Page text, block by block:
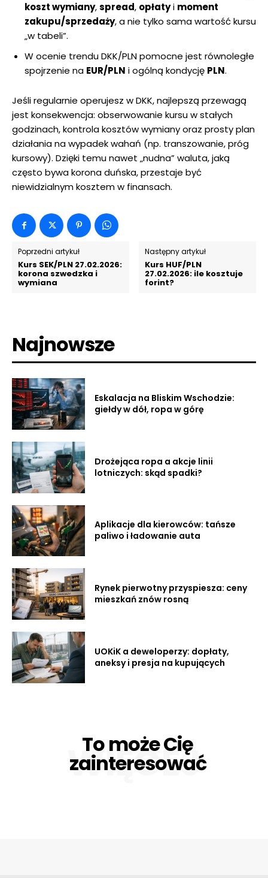
koszt wymiany,spread, opłatyi moment
zakupu/sprzedaży, a nie tylko sama wartość kursu
„w tabeli”.
W ocenie trendu DKK/PLN pomocne jest równoległe
spojrzenie na EUR/PLN i ogólną kondycję PLN.
Jeśli regularnie operujesz w DKK, najlepszą przewagą
jest konsekwencja: obserwowanie kursu w stałych
godzinach, kontrola kosztów wymiany oraz prosty plan
działania na wypadek wahań (np. transzowanie, próg
kursowy). Dzięki temu nawet „nudna” waluta, jaką
często bywa korona duńska, przestaje być
niewidzialnym kosztem w finansach.
Poprzedni artykuł
Kurs SEK/PLN 27.02.2026:
korona szwedzka i
wymiana
Następny artykuł
Kurs HUF/PLN
27.02.2026: ile kosztuje
forint?
Najnowsze
Eskalacja na Bliskim Wschodzie:
giełdy w dół, ropa w górę
Drożejąca ropa a akcje linii
lotniczych: skąd spadki?
Aplikacje dla kierowców: tańsze
paliwo i ładowanie auta
Rynek pierwotny przyspiesza: ceny
mieszkań znów rosną
UOKiK a deweloperzy: dopłaty,
aneksy i presja na kupujących
To może Cię
zainteresować
WIĘCEJ